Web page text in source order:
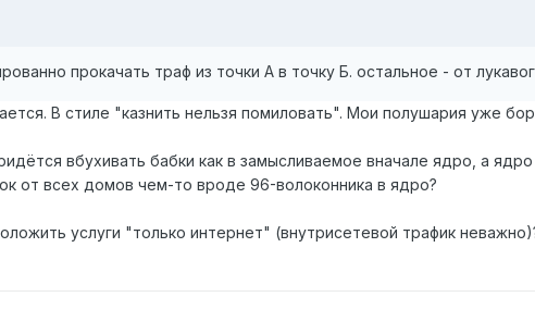
прокачать траф из точки А в точку Б. остальное - от
В стиле "казнить нельзя помиловать". Мои полушария уже
вбухивать бабки как в замысливаемое вначале ядро, а
от всех домов чем-то вроде 96-волоконника в ядро?
услуги "только интернет" (внутрисетевой трафик